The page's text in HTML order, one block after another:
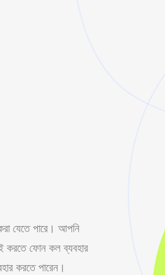
যেতে পারে। আপনি
করতে ফোন কল ব্যবহার
করতে পারেন।